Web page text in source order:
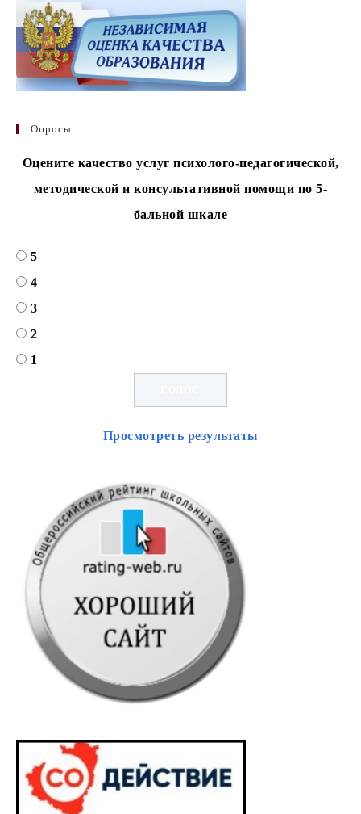
Опросы
Оцените качество услуг психолого-педагогической,
методической и консультативной помощи по 5-
бальной шкале
5
4
3
2
1
Просмотреть результаты